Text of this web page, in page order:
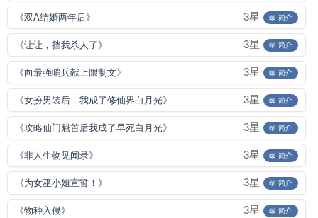
《双A结婚两年后》 3星 📖 简介
《让让，挡我杀人了》 3星 📖 简介
《向最强哨兵献上限制文》 3星 📖 简介
《女扮男装后，我成了修仙界白月光》 3星 📖 简介
《攻略仙门魁首后我成了早死白月光》 3星 📖 简介
《非人生物见闻录》 3星 📖 简介
《为女巫小姐宣誓！》 3星 📖 简介
《物种入侵》 3星 📖 简介